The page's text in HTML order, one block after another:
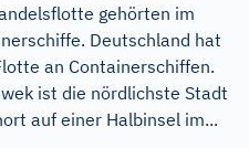
gehörten im
Deutschland hat
an Containerschiffen.
ist die nördlichste Stadt
auf einer Halbinsel im...